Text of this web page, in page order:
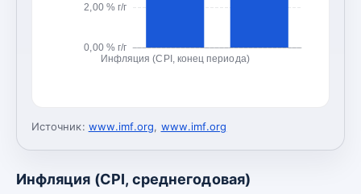
0,00 % г/г
2,00 % г/г
Инфляция (CPI, конец периода)
Источник: www.imf.org, www.imf.org
Инфляция (CPI, среднегодовая)